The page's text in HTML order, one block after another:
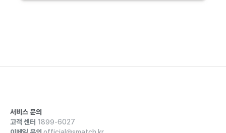
서비스 문의
고객 센터 1899-6027